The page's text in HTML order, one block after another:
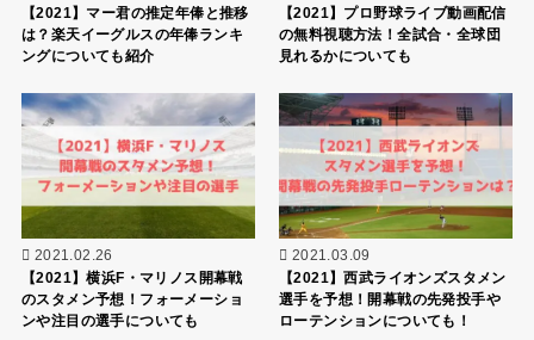
【2021】マー君の推定年俸と推移
は？楽天イーグルスの年俸ランキ
ングについても紹介
【2021】プロ野球ライブ動画配信
の無料視聴方法！全試合・全球団
見れるかについても
2021.02.26
【2021】横浜F・マリノス開幕戦
のスタメン予想！フォーメーショ
ンや注目の選手についても
2021.03.09
【2021】西武ライオンズスタメン
選手を予想！開幕戦の先発投手や
ローテンションについても！